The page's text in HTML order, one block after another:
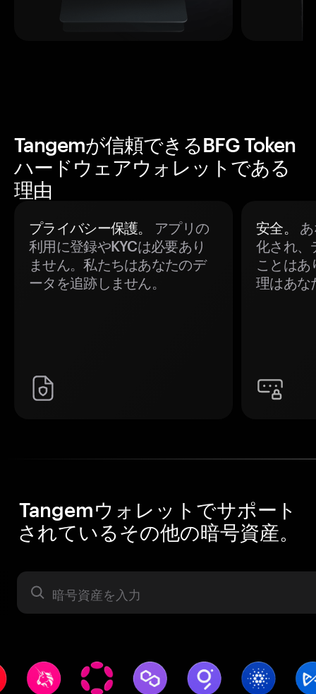
Tangemが信頼できるBFG Token
ハードウェアウォレットである
理由
プライバシー保護。
アプリの
利用に登録やKYCは必要あり
ません。私たちはあなたのデ
ータを追跡しません。
安全。
化され、
ことはあ
理はあな
Tangemウォレットでサポート
されているその他の暗号資産。
暗号資産